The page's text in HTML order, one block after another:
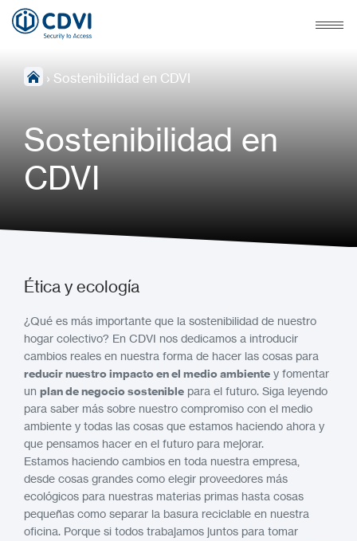
› Sostenibilidad en CDVI
Sostenibilidad en
CDVI
Ética y ecología
¿Qué es más importante que la sostenibilidad de nuestro
hogar colectivo? En CDVI nos dedicamos a introducir
cambios reales en nuestra forma de hacer las cosas para
reducir nuestro impacto en el medio ambiente y fomentar
un plan de negocio sostenible para el futuro. Siga leyendo
para saber más sobre nuestro compromiso con el medio
ambiente y todas las cosas que estamos haciendo ahora y
que pensamos hacer en el futuro para mejorar.
Estamos haciendo cambios en toda nuestra empresa,
desde cosas grandes como elegir proveedores más
ecológicos para nuestras materias primas hasta cosas
pequeñas como separar la basura reciclable en nuestra
oficina. Porque si todos trabajamos juntos para tomar